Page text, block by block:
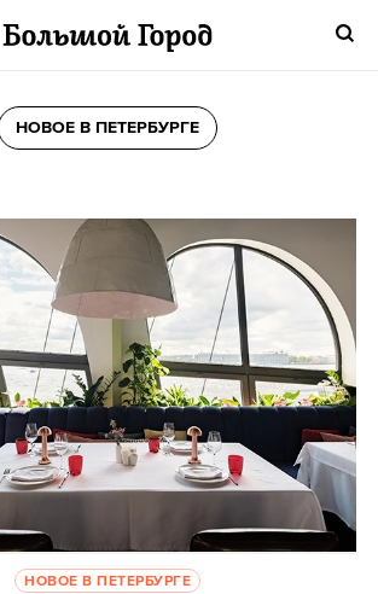
НОВОЕ В ПЕТЕРБУРГЕ
НОВОЕ В ПЕТЕРБУРГЕ